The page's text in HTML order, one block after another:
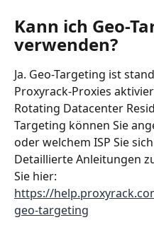
Kann ich Geo-
verwenden?
Ja. Geo-Targeting ist
Proxyrack-Proxies
Rotating Datacenter
Targeting können Sie
oder welchem ISP Sie
Detaillierte Anleitungen
Sie hier:
https://
geo-targeting